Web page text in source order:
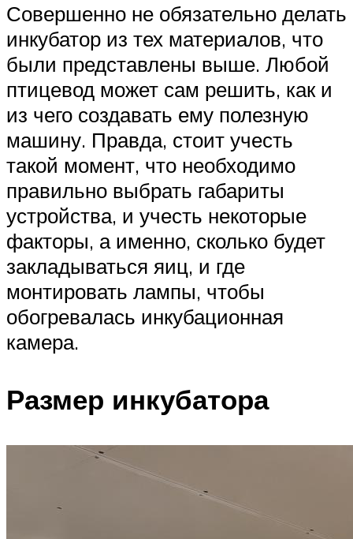
Совершенно не обязательно делать
инкубатор из тех материалов, что
были представлены выше. Любой
птицевод может сам решить, как и
из чего создавать ему полезную
машину. Правда, стоит учесть
такой момент, что необходимо
правильно выбрать габариты
устройства, и учесть некоторые
факторы, а именно, сколько будет
закладываться яиц, и где
монтировать лампы, чтобы
обогревалась инкубационная
камера.
Размер инкубатора